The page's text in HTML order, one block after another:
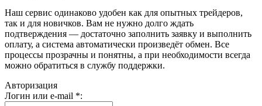
Наш сервис одинаково удобен как для опытных трейдеров,
так и для новичков. Вам не нужно долго ждать
подтверждения — достаточно заполнить заявку и выполнить
оплату, а система автоматически произведёт обмен. Все
процессы прозрачны и понятны, а при необходимости всегда
можно обратиться в службу поддержки.
Авторизация
Логин или e-mail *: